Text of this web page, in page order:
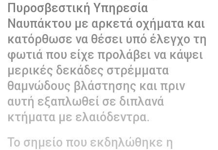
Πυροσβεστική Υπηρεσία
Ναυπάκτου με αρκετά οχήματα και
κατόρθωσε να θέσει υπό έλεγχο τη
φωτιά που είχε προλάβει να κάψει
μερικές δεκάδες στρέμματα
θαμνώδους βλάστησης και πριν
αυτή εξαπλωθεί σε διπλανά
κτήματα με ελαιόδεντρα.
Το σημείο που εκδηλώθηκε η